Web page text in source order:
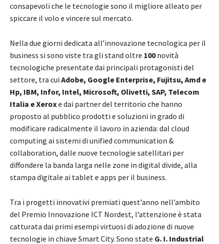
consapevoli che le tecnologie sono il migliore alleato per
spiccare il volo e vincere sul mercato.
Nella due giorni dedicata all’innovazione tecnologica per il
business si sono viste tra gli stand oltre 100novità
tecnologiche presentate dai principali protagonisti del
settore, tra cui Adobe, Google Enterprise, Fujitsu, Amd e
Hp, IBM, Infor, Intel, Microsoft, Olivetti, SAP, Telecom
Italia e Xeroxe dai partner del territorio che hanno
proposto al pubblico prodotti e soluzioni in grado di
modificare radicalmente il lavoro in azienda: dal cloud
computing ai sistemi di unified communication &
collaboration, dalle nuove tecnologie satellitari per
diffondere la banda larga nelle zone in digital divide, alla
stampa digitale ai tablet e apps per il business.
Tra i progetti innovativi premiati quest’anno nell’ambito
del Premio Innovazione ICT Nordest, l’attenzione è stata
catturata dai primi esempi virtuosi di adozione di nuove
tecnologie in chiave Smart City. Sono state G. I. Industrial